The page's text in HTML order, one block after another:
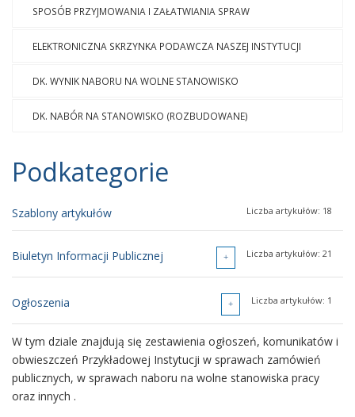
SPOSÓB PRZYJMOWANIA I ZAŁATWIANIA SPRAW
ELEKTRONICZNA SKRZYNKA PODAWCZA NASZEJ INSTYTUCJI
DK. WYNIK NABORU NA WOLNE STANOWISKO
DK. NABÓR NA STANOWISKO (ROZBUDOWANE)
Podkategorie
Szablony artykułów Liczba artykułów: 18
Biuletyn Informacji Publicznej Liczba artykułów: 21
Podstawowe informacje Liczba artykułów: 4
Podstawy prawne Liczba artykułów: 7
Na tej stronie znajdują się skróty do działów o aktach prawnych
regulujących podstawy działania Przykładowej Instytucji.
Ogłoszenia Liczba artykułów: 1
W tym dziale znajdują się zestawienia ogłoszeń, komunikatów i
obwieszczeń Przykładowej Instytucji w sprawach zamówień
publicznych, w sprawach naboru na wolne stanowiska pracy
oraz innych .